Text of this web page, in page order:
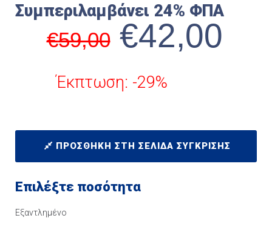
Συμπεριλαμβάνει 24% ΦΠΑ
€59,00 €42,00
Έκπτωση: -29%
ΠΡΟΣΘΉΚΗ ΣΤΗ ΣΕΛΊΔΑ ΣΎΓΚΡΙΣΗΣ
Επιλέξτε ποσότητα
Εξαντλημένο